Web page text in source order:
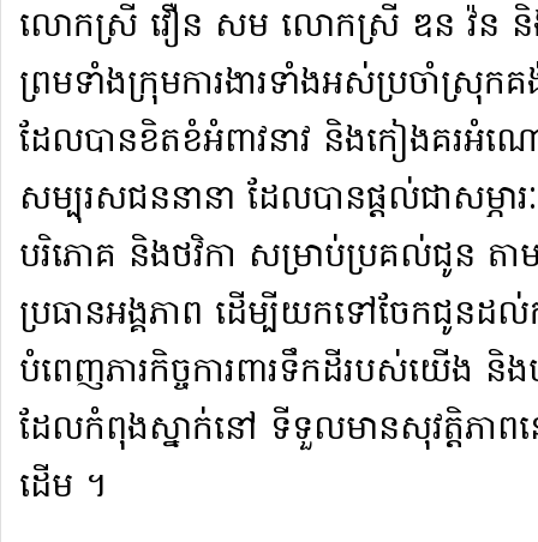
លោកស្រី វឿន សម លោកស្រី ឌន វ៉ន និ
ព្រមទាំង​ក្រុម​ការងារ​ទាំងអស់​ប្រចាំ​ស្រុក​
ដែល​បាន​ខិតខំ​អំពាវនាវ និង​កៀងគរ​អំណ
សម្បុរ​ស​ជន​នានា ដែល​បាន​ផ្ដល់​ជា​សម្ភា
បរិភោគ និង​ថវិកា សម្រាប់​ប្រគល់ជូន ត
ប្រធាន​អង្គភាព ដើម្បី​យក​ទៅ​ចែកជូន​
បំពេញ​ភារកិច្ច​ការពារ​ទឹកដី​របស់​យើង
ដែល​កំពុង​ស្នាក់នៅ ទី​ទួល​មាន​សុ​វត្តិភាព​ន
ដើម ។​